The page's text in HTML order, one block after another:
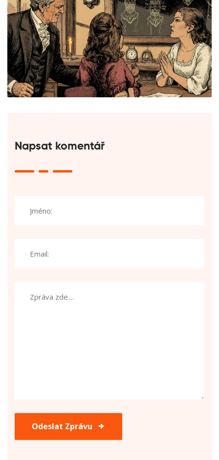
Napsat komentář
Odeslat Zprávu